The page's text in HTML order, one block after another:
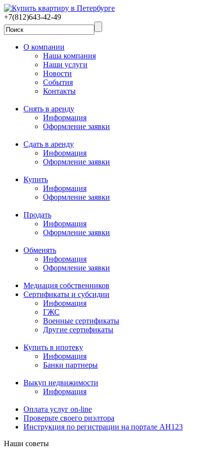
+7(812)643-42-49
О компании
Наша компания
Наши услуги
Новости
События
Контакты
Снять в аренду
Информация
Оформление заявки
Сдать в аренду
Информация
Оформление заявки
Купить
Информация
Оформление заявки
Продать
Информация
Оформление заявки
Обменять
Информация
Оформление заявки
Медиация собственников
Сертификаты и субсидии
Информация
ГЖС
Военные сертификаты
Другие сертификаты
Купить в ипотеку
Информация
Банки партнеры
Выкуп недвижимости
Информация
Оплата услуг on-line
Проверьте своего риэлтора
Инструкция по регистрации на портале АН123
Наши советы